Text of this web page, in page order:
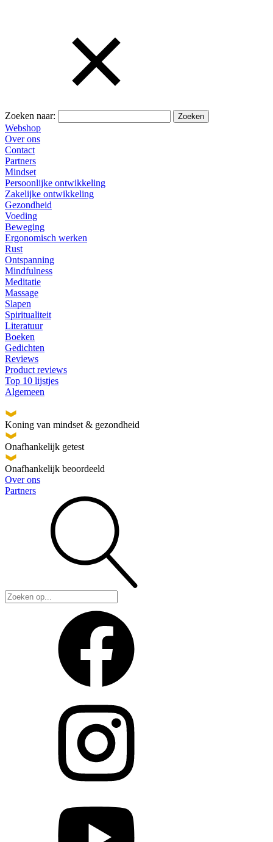
Zoeken naar:
Webshop
Over ons
Contact
Partners
Mindset
Persoonlijke ontwikkeling
Zakelijke ontwikkeling
Gezondheid
Voeding
Beweging
Ergonomisch werken
Rust
Ontspanning
Mindfulness
Meditatie
Massage
Slapen
Spiritualiteit
Literatuur
Boeken
Gedichten
Reviews
Product reviews
Top 10 lijstjes
Algemeen
Koning van mindset & gezondheid
Onafhankelijk getest
Onafhankelijk beoordeeld
Over ons
Partners